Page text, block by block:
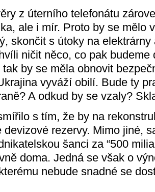
z úterního telefonátu
ale i mír. Proto by se mělo
skončit s útoky na
ničit něco, co pak budeme
by se měla obnovit
vyváží obilí. Bude ty
A odkud by se vzaly?
s tím, že by na
devizové rezervy. Mimo jiné,
šanci za “500
doma. Jedná se však o
nebude snadné se